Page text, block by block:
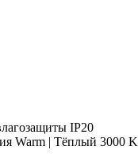
IP20
Warm | Тёплый 3000 K